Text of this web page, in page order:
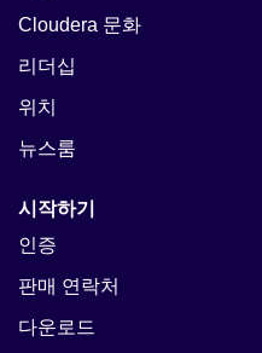
Cloudera 문화
리더십
위치
뉴스룸
시작하기
인증
판매 연락처
다운로드